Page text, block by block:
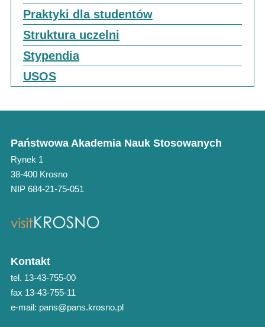
Praktyki dla studentów
Struktura uczelni
Stypendia
USOS
Państwowa Akademia Nauk Stosowanych
Rynek 1
38-400 Krosno
NIP 684-21-75-051
Kontakt
tel. 13-43-755-00
fax 13-43-755-11
e-mail: pans@pans.krosno.pl